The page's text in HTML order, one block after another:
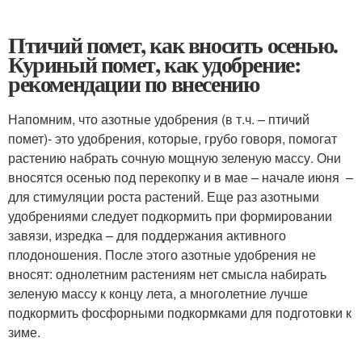
Птичий помет, как вносить осенью.
Куриный помет, как удобрение:
рекомендации по внесению
Напомним, что азотные удобрения (в т.ч. – птичий
помет)- это удобрения, которые, грубо говоря, помогат
растению набрать сочную мощную зеленую массу. Они
вносятся осенью под перекопку и в мае – начале июня –
для стимуляции роста растений. Еще раз азотными
удобрениями следует подкормить при формировании
завязи, изредка – для поддержания активного
плодоношения. После этого азотные удобрения не
вносят: однолетним растениям нет смысла набирать
зеленую массу к концу лета, а многолетние лучше
подкормить фосфорными подкормками для подготовки к
зиме.